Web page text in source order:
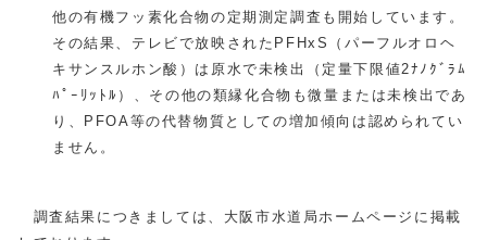
他の有機フッ素化合物の定期測定調査も開始しています。
その結果、テレビで放映されたPFHxS（パーフルオロヘ
キサンスルホン酸）は原水で未検出（定量下限値2ﾅﾉｸﾞﾗﾑ
ﾊﾟｰﾘｯﾄﾙ）、その他の類縁化合物も微量または未検出であ
り、PFOA等の代替物質としての増加傾向は認められてい
ません。
調査結果につきましては、大阪市水道局ホームページに掲載